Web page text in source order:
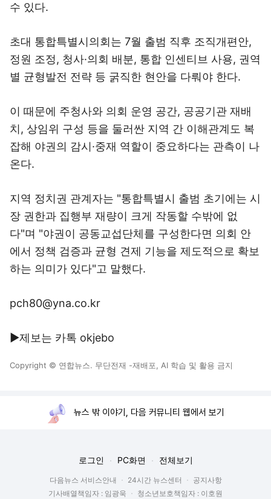
수 있다.
초대 통합특별시의회는 7월 출범 직후 조직개편안,
정원 조정, 청사·의회 배분, 통합 인센티브 사용, 권역
별 균형발전 전략 등 굵직한 현안을 다뤄야 한다.
이 때문에 주청사와 의회 운영 공간, 공공기관 재배
치, 상임위 구성 등을 둘러싼 지역 간 이해관계도 복
잡해 야권의 감시·중재 역할이 중요하다는 관측이 나
온다.
지역 정치권 관계자는 "통합특별시 출범 초기에는 시
장 권한과 집행부 재량이 크게 작동할 수밖에 없
다"며 "야권이 공동교섭단체를 구성한다면 의회 안
에서 정책 검증과 균형 견제 기능을 제도적으로 확보
하는 의미가 있다"고 말했다.
pch80@yna.co.kr
▶제보는 카톡 okjebo
Copyright © 연합뉴스. 무단전재 -재배포, AI 학습 및 활용 금지
뉴스 밖 이야기, 다음 커뮤니티 웹에서 보기
로그인 PC화면 전체보기
다음뉴스 서비스안내 24시간 뉴스센터
공지사항
기사배열책임자 : 임광욱
청소년보호책임자 : 이호원